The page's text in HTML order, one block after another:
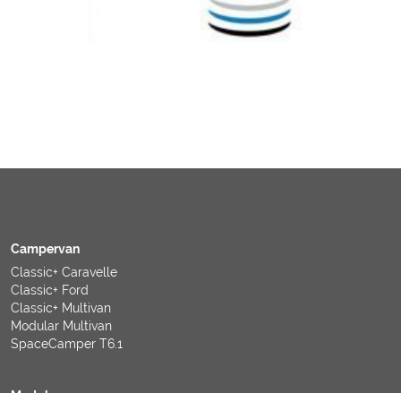
Campervan
Classic+ Caravelle
Classic+ Ford
Classic+ Multivan
Modular Multivan
SpaceCamper T6.1